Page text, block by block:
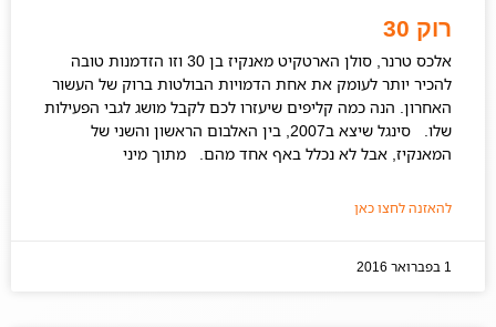
רוק 30
אלכס טרנר, סולן הארטקיט מאנקיז בן 30 וזו הזדמנות טובה
להכיר יותר לעומק את אחת הדמויות הבולטות ברוק של העשור
האחרון. הנה כמה קליפים שיעזרו לכם לקבל מושג לגבי הפעילות
שלו. סינגל שיצא ב2007, בין האלבום הראשון והשני של
המאנקיז, אבל לא נכלל באף אחד מהם. מתוך מיני
להאזנה לחצו כאן
1 בפברואר 2016